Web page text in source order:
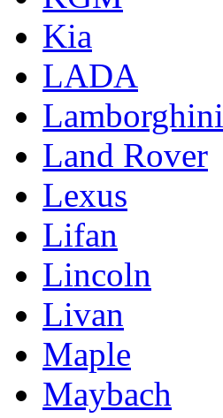
Kia
LADA
Lamborghini
Land Rover
Lexus
Lifan
Lincoln
Livan
Maple
Maybach